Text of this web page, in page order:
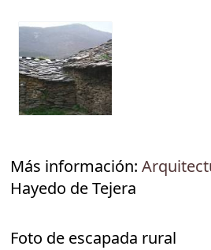
Más información:
Hayedo de Tejera
Foto de escapada rural